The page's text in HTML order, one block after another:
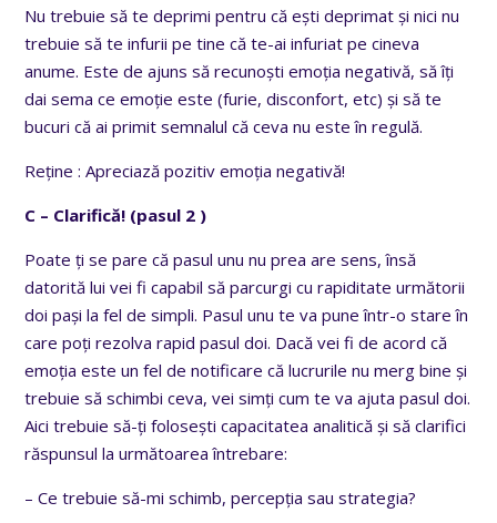
Nu trebuie să te deprimi pentru că ești deprimat și nici nu
trebuie să te infurii pe tine că te-ai infuriat pe cineva
anume. Este de ajuns să recunoști emoția negativă, să îți
dai sema ce emoție este (furie, disconfort, etc) și să te
bucuri că ai primit semnalul că ceva nu este în regulă.
Reține : Apreciază pozitiv emoția negativă!
C – Clarifică! (pasul 2 )
Poate ți se pare că pasul unu nu prea are sens, însă
datorită lui vei fi capabil să parcurgi cu rapiditate următorii
doi pași la fel de simpli. Pasul unu te va pune într-o stare în
care poți rezolva rapid pasul doi. Dacă vei fi de acord că
emoția este un fel de notificare că lucrurile nu merg bine și
trebuie să schimbi ceva, vei simți cum te va ajuta pasul doi.
Aici trebuie să-ți folosești capacitatea analitică și să clarifici
răspunsul la următoarea întrebare:
– Ce trebuie să-mi schimb, percepția sau strategia?